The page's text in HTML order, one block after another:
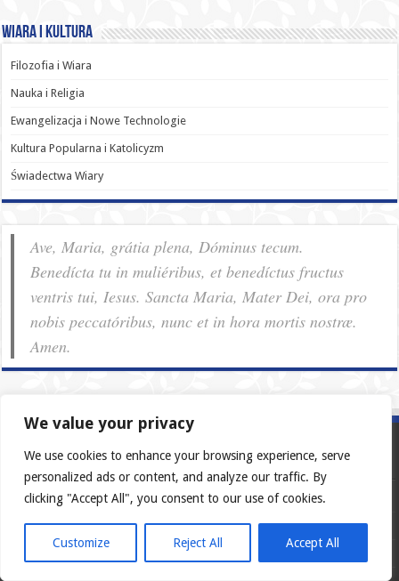
We value your privacy
We use cookies to enhance your browsing experience, serve
personalized ads or content, and analyze our traffic. By
clicking "Accept All", you consent to our use of cookies.
Customize Reject All Accept All
Wiara i Kultura
Filozofia i Wiara
Nauka i Religia
Ewangelizacja i Nowe Technologie
Kultura Popularna i Katolicyzm
Świadectwa Wiary
Ave, Maria, grátia plena, Dóminus tecum.
Benedícta tu in muliéribus, et benedíctus fructus
ventris tui, Iesus. Sancta Maria, Mater Dei, ora pro
nobis pec­ca­tóribus, nunc et in hora mortis nostræ.
Amen.
Europejscy katolicy
Español
English